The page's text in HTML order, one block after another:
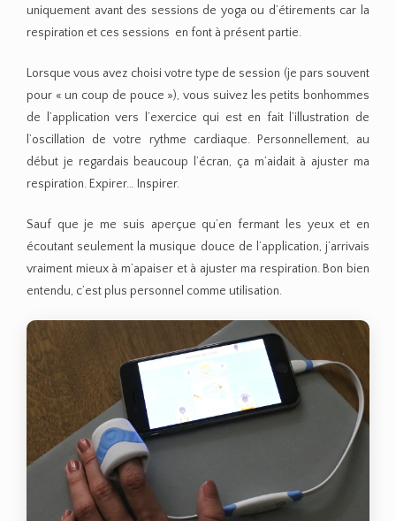
uniquement avant des sessions de yoga ou d’étirements car la
respiration et ces sessions en font à présent partie.
Lorsque vous avez choisi votre type de session (je pars souvent
pour « un coup de pouce »), vous suivez les petits bonhommes
de l’application vers l’exercice qui est en fait l’illustration de
l’oscillation de votre rythme cardiaque. Personnellement, au
début je regardais beaucoup l’écran, ça m’aidait à ajuster ma
respiration. Expirer… Inspirer.
Sauf que je me suis aperçue qu’en fermant les yeux et en
écoutant seulement la musique douce de l’application, j’arrivais
vraiment mieux à m’apaiser et à ajuster ma respiration. Bon bien
entendu, c’est plus personnel comme utilisation.